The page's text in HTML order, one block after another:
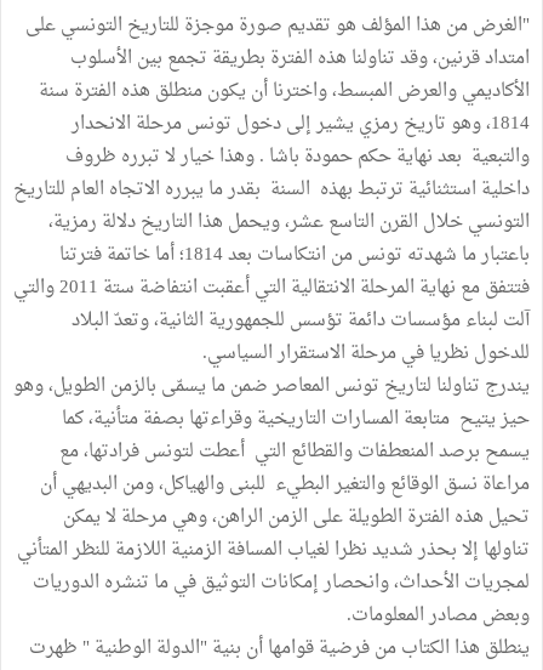
"الغرض من هذا المؤلف هو تقديم صورة موجزة للتاريخ التونسي على
امتداد قرنين، وقد تناولنا هذه الفترة بطريقة تجمع بين الأسلوب
الأكاديمي والعرض المبسط، واخترنا أن يكون منطلق هذه الفترة سنة
1814، وهو تاريخ رمزي يشير إلى دخول تونس مرحلة الانحدار
والتبعية بعد نهاية حكم حمودة باشا . وهذا خيار لا تبرره ظروف
داخلية استثنائية ترتبط بهذه السنة بقدر ما يبرره الاتجاه العام للتاريخ
التونسي خلال القرن التاسع عشر، ويحمل هذا التاريخ دلالة رمزية،
باعتبار ما شهدته تونس من انتكاسات بعد 1814؛ أما خاتمة فترتنا
فتتفق مع نهاية المرحلة الانتقالية التي أعقبت انتفاضة ستة 2011 والتي
آلت لبناء مؤسسات دائمة تؤسس للجمهورية الثانية، وتعدّ البلاد
للدخول نظريا في مرحلة الاستقرار السياسي.
يندرج تناولنا لتاريخ تونس المعاصر ضمن ما يسمّى بالزمن الطويل، وهو
حيز يتيح متابعة المسارات التاريخية وقراءتها بصفة متأنية، كما
يسمح برصد المنعطفات والقطائع التي أعطت لتونس فرادتها، مع
مراعاة نسق الوقائع والتغير البطيء للبنى والهياكل، ومن البديهي أن
تحيل هذه الفترة الطويلة على الزمن الراهن، وهي مرحلة لا يمكن
تناولها إلا بحذر شديد نظرا لغياب المسافة الزمنية اللازمة للنظر المتأني
لمجريات الأحداث، وانحصار إمكانات التوثيق في ما تنشره الدوريات
وبعض مصادر المعلومات.
ينطلق هذا الكتاب من فرضية قوامها أن بنية "الدولة الوطنية " ظهرت